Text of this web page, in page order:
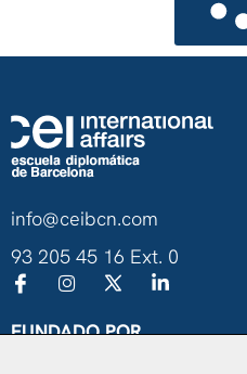
info@ceibcn.com
93 205 45 16 Ext. 0
FUNDADO POR